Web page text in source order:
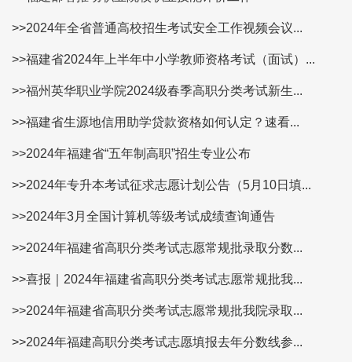
>>2024年全省普通高校招生考试安全工作视频会议...
>>福建省2024年上半年中小学教师资格考试（面试）...
>>福州英华职业学院2024级春季高职分类考试新生...
>>福建省生源地信用助学贷款资格如何认定？速看​...
>>2024年福建省“五年制高职”招生专业公布
>>2024年专升本考试征求志愿计划公告（5月10日填...
>>2024年3月全国计算机等级考试成绩查询通告
>>2024年福建省高职分类考试志愿常规批录取分数...
>>喜报｜2024年福建省高职分类考试志愿常规批我...
>>2024年福建省高职分类考试志愿常规批我院录取...
>>2024年福建高职分类考试志愿填报去年分数线参...